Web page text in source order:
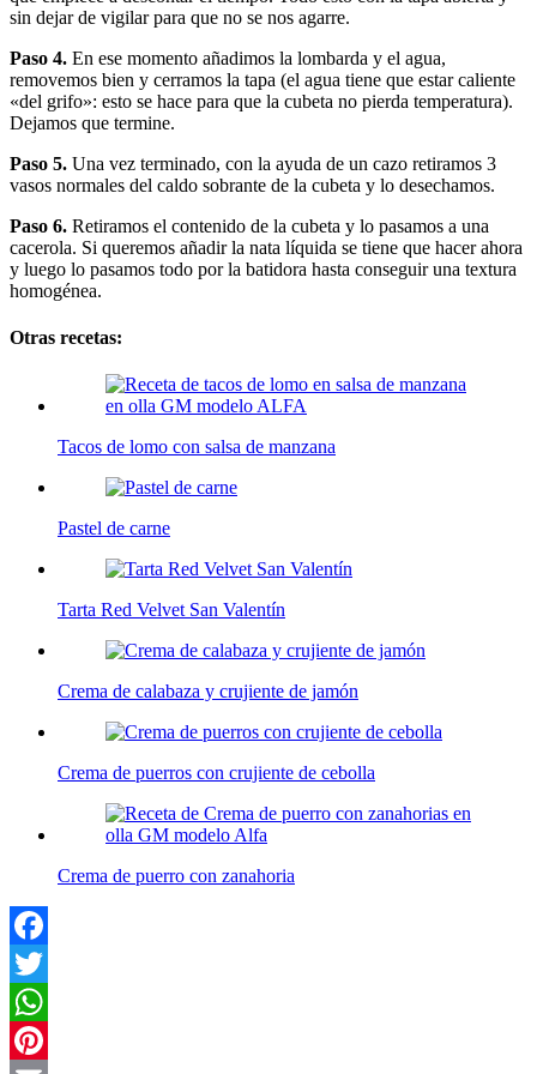
sin dejar de vigilar para que no se nos agarre.
Paso 4. En ese momento añadimos la lombarda y el agua,
removemos bien y cerramos la tapa (el agua tiene que estar caliente
«del grifo»: esto se hace para que la cubeta no pierda temperatura).
Dejamos que termine.
Paso 5. Una vez terminado, con la ayuda de un cazo retiramos 3
vasos normales del caldo sobrante de la cubeta y lo desechamos.
Paso 6. Retiramos el contenido de la cubeta y lo pasamos a una
cacerola. Si queremos añadir la nata líquida se tiene que hacer ahora
y luego lo pasamos todo por la batidora hasta conseguir una textura
homogénea.
Otras recetas:
Tacos de lomo con salsa de manzana
Pastel de carne
Tarta Red Velvet San Valentín
Crema de calabaza y crujiente de jamón
Crema de puerros con crujiente de cebolla
Crema de puerro con zanahoria
Facebook
Twitter
WhatsApp